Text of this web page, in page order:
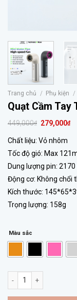
Trang chủ / Phụ kiện /
Quạt Cầm Tay
449,000₫ 279,000₫
Chất liệu: Vỏ nhôm
Tốc độ gió: Max
Dung lượng pin:
Động cơ: Không chổi
Kích thước:
Trọng lượng: 158g
Màu sắc
Quạt Cầm Tay Tốc Độ